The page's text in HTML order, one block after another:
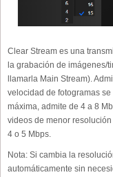
Clear Stream es una
la grabación de imágenes/
llamarla Main Stream).
velocidad de fotogramas
máxima, admite de 4 a 8
videos de menor
4 o 5 Mbps.
Nota: Si cambia la
automáticamente sin